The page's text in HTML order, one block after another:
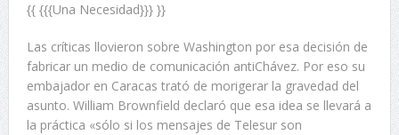
{{ {{{Una Necesidad}}} }}
Las críticas llovieron sobre Washington por esa decisión de
fabricar un medio de comunicación antiChávez. Por eso su
embajador en Caracas trató de morigerar la gravedad del
asunto. William Brownfield declaró que esa idea se llevará a
la práctica «sólo si los mensajes de Telesur son